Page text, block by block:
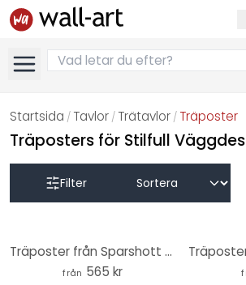
Startsida / Tavlor / Trätavlor /Träposter
Träposters för Stilfull
Filter
Träposter från Sparshott - Ta mig med dig
från 565 kr